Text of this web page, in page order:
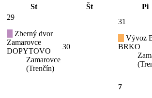
St Št Pi
29
Zberný dvor
Zamarovce
DOPYTOVO
Zamarovce
(Trenčín)
30
31
Vývoz
BRKO
7